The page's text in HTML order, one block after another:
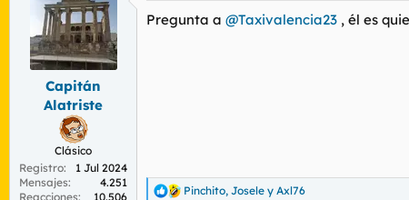
i
Capitán
Alatriste
Clásico
Registro
1 Jul 2024
Mensajes
4.251
Reacciones
10.506
Pregunta a @Taxivalencia23 , él es
R
Pinchito, Josele y Axl76